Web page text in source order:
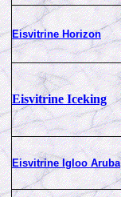
Eisvitrine Horizon
Eisvitrine Iceking
Eisvitrine Igloo Aruba